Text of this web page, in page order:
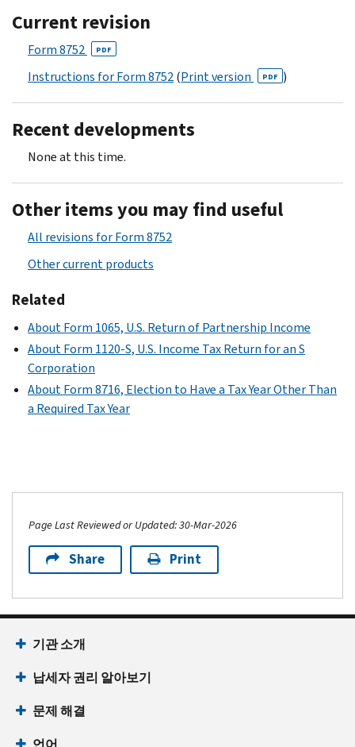
Current revision
Form 8752 PDF
Instructions for Form 8752(Print version PDF )
Recent developments
None at this time.
Other items you may find useful
All revisions for Form 8752
Other current products
Related
About Form 1065, U.S. Return of Partnership Income
About Form 1120-S, U.S. Income Tax Return for an S
Corporation
About Form 8716, Election to Have a Tax Year Other Than
a Required Tax Year
Page Last Reviewed or Updated: 30-Mar-2026
Share Print
기관 소개
납세자 권리 알아보기
문제 해결